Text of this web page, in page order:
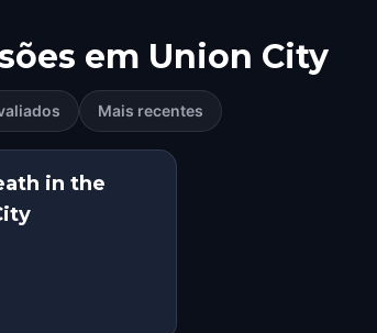
em Union City
Mais recentes
in the